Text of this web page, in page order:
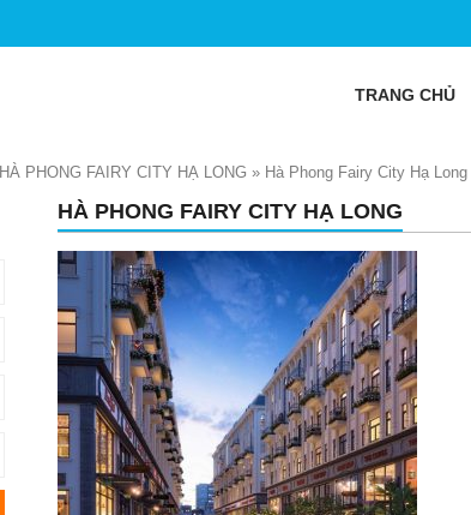
TRANG CHỦ
HÀ PHONG FAIRY CITY HẠ LONG » Hà Phong Fairy City Hạ Long
HÀ PHONG FAIRY CITY HẠ LONG